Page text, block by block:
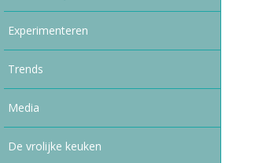
Experimenteren
Trends
Media
De vrolijke keuken